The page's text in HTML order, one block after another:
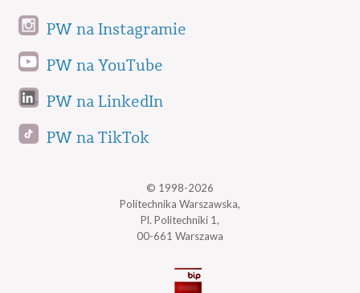
PW na Instagramie
PW na YouTube
PW na LinkedIn
PW na TikTok
© 1998-2026
Politechnika Warszawska,
Pl. Politechniki 1,
00-661 Warszawa